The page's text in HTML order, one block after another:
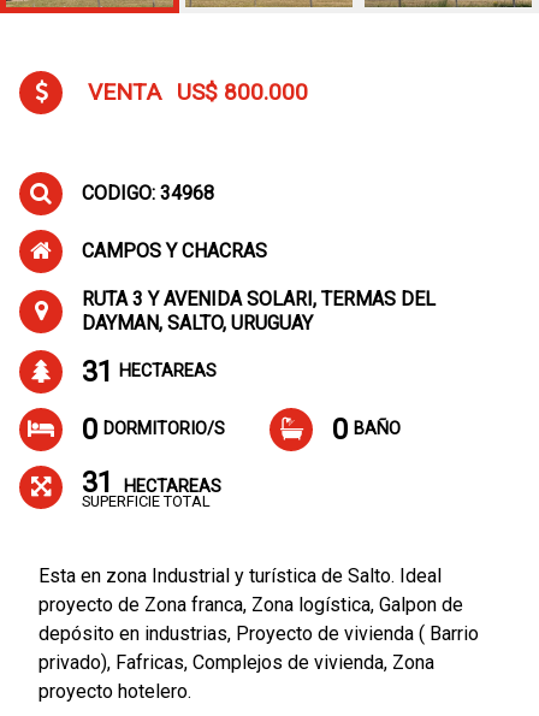
VENTA US$ 800.000
CODIGO: 34968
CAMPOS Y CHACRAS
RUTA 3 Y AVENIDA SOLARI, TERMAS DEL
DAYMAN, SALTO, URUGUAY
31 HECTAREAS
0 DORMITORIO/S 0 BAÑO
31 HECTAREAS
SUPERFICIE TOTAL
Esta en zona Industrial y turística de Salto. Ideal
proyecto de Zona franca, Zona logística, Galpon de
depósito en industrias, Proyecto de vivienda ( Barrio
privado), Fafricas, Complejos de vivienda, Zona
proyecto hotelero.